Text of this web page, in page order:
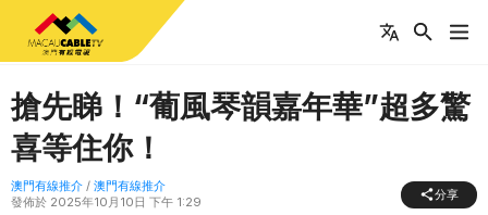
搶先睇！“葡風琴韻嘉年華”超多驚
喜等住你！
澳門有線推介 / 澳門有線推介
發佈於 2025年10月10日 下午 1:29
分享